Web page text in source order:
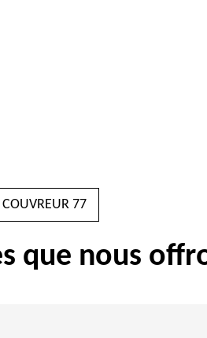
77
que nous